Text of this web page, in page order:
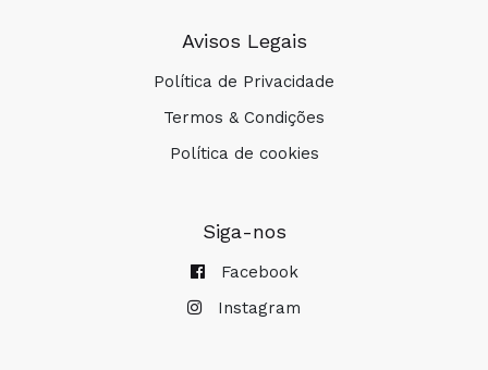
Avisos Legais
Política de Privacidade
Termos & Condições
Política de cookies
Siga-nos
Facebook
Instagram